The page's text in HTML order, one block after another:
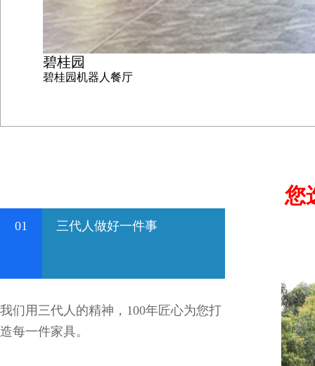
碧桂园
碧桂园机器人餐厅
您
01 三代人做好一件事
我们用三代人的精神，100年匠心为您打
造每一件家具。